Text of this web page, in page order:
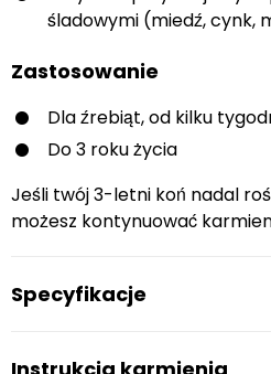
śladowymi (miedź, cynk,
Zastosowanie
Dla źrebiąt, od kilku
Do 3 roku życia
Jeśli twój 3-letni koń nadal
możesz kontynuować
Specyfikacje